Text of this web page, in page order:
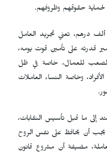
حقوقهم وظروفهم.
وأوضحت أن الغرامات المرتفعة، التي تصل إلى 50 ألف درهم، تعني تجريد العامل
قدرته على تأمين قوت يومه،
الصعب للعمال، خاصة في ظل
وخاصة النساء العاملات
إلى ما قبل تأسيس النقابات،
يجب أن يحافظ على نفس الروح
مضيفة أن مشروع قانون